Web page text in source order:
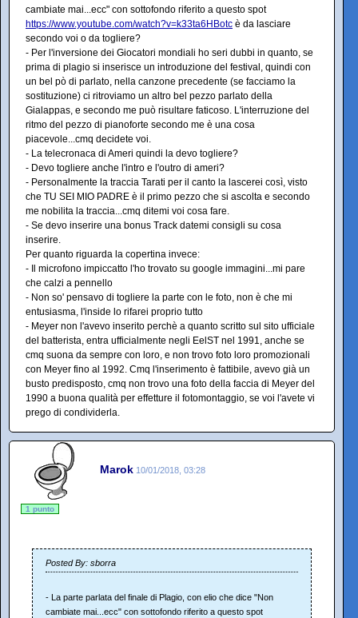
cambiate mai...ecc" con sottofondo riferito a questo spot
https://www.youtube.com/watch?v=k33ta6HBotc è da lasciare
secondo voi o da togliere?
- Per l'inversione dei Giocatori mondiali ho seri dubbi in quanto, se
prima di plagio si inserisce un introduzione del festival, quindi con
un bel pò di parlato, nella canzone precedente (se facciamo la
sostituzione) ci ritroviamo un altro bel pezzo parlato della
Gialappas, e secondo me può risultare faticoso. L'interruzione del
ritmo del pezzo di pianoforte secondo me è una cosa
piacevole...cmq decidete voi.
- La telecronaca di Ameri quindi la devo togliere?
- Devo togliere anche l'intro e l'outro di ameri?
- Personalmente la traccia Tarati per il canto la lascerei così, visto
che TU SEI MIO PADRE è il primo pezzo che si ascolta e secondo
me nobilita la traccia...cmq ditemi voi cosa fare.
- Se devo inserire una bonus Track datemi consigli su cosa
inserire.
Per quanto riguarda la copertina invece:
- Il microfono impiccatto l'ho trovato su google immagini...mi pare
che calzi a pennello
- Non so' pensavo di togliere la parte con le foto, non è che mi
entusiasma, l'inside lo rifarei proprio tutto
- Meyer non l'avevo inserito perchè a quanto scritto sul sito ufficiale
del batterista, entra ufficialmente negli EelST nel 1991, anche se
cmq suona da sempre con loro, e non trovo foto loro promozionali
con Meyer fino al 1992. Cmq l'inserimento è fattibile, avevo già un
busto predisposto, cmq non trovo una foto della faccia di Meyer del
1990 a buona qualità per effetture il fotomontaggio, se voi l'avete vi
prego di condividerla.
Marok 10/01/2018, 03:28
1 punto
Posted By: sborra
- La parte parlata del finale di Plagio, con elio che dice "Non
cambiate mai...ecc" con sottofondo riferito a questo spot